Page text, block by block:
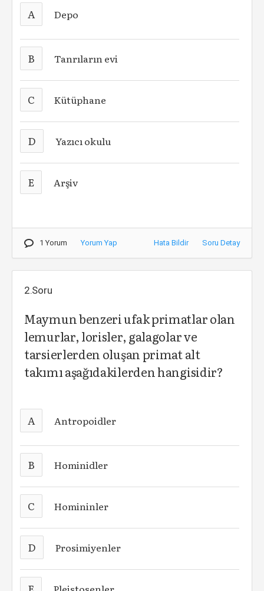
A Depo
B Tanrıların evi
C Kütüphane
D Yazıcı okulu
E Arşiv
1 Yorum Yorum Yap Hata Bildir Soru Detay
2.Soru
Maymun benzeri ufak primatlar olan
lemurlar, lorisler, galagolar ve
tarsierlerden oluşan primat alt
takımı aşağıdakilerden hangisidir?
A Antropoidler
B Hominidler
C Homininler
D Prosimiyenler